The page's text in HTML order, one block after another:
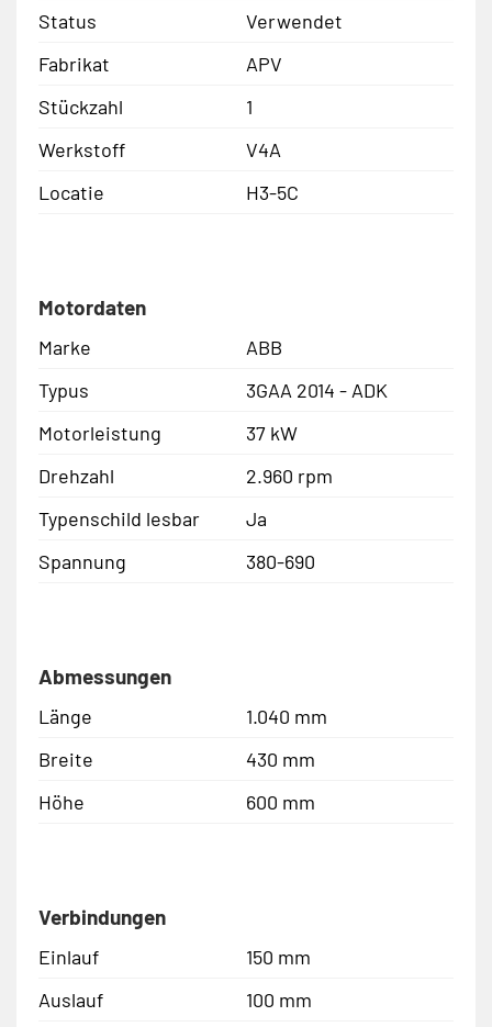
Status
Verwendet
Fabrikat
APV
Stückzahl
1
Werkstoff
V4A
Locatie
H3-5C
Motordaten
Marke
ABB
Typus
3GAA 2014 - ADK
Motorleistung
37 kW
Drehzahl
2.960 rpm
Typenschild lesbar
Ja
Spannung
380-690
Abmessungen
Länge
1.040 mm
Breite
430 mm
Höhe
600 mm
Verbindungen
Einlauf
150 mm
Auslauf
100 mm